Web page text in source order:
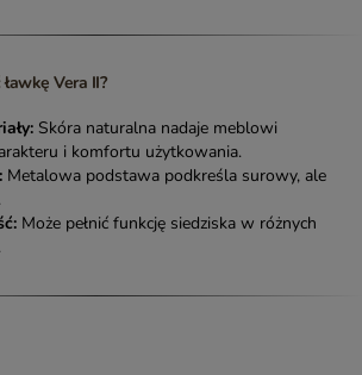
Vera II?
Skóra naturalna nadaje meblowi
i komfortu użytkowania.
Metalowa podstawa podkreśla surowy, ale
Może pełnić funkcję siedziska w różnych